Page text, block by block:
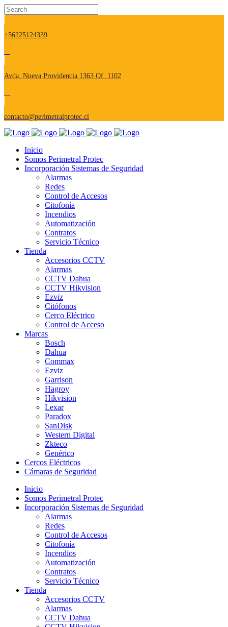
+56225124339
Avda. Nueva Providencia 1363 Of. 1102
contacto@perimetralprotec.cl
Inicio
Somos Perimetral Protec
Incorporación Sistemas de Seguridad
Alarmas
Redes
Control de Accesos
Citofonía
Incendios
Automatización
Contratos
Servicio Técnico
Tienda
Accesorios CCTV
Alarmas
CCTV Dahua
CCTV Hikvision
Ezviz
Citófonos
Cerco Eléctrico
Control de Acceso
Marcas
Bosch
Dahua
Commax
Ezviz
Garrison
Hagroy
Hikvision
Lexar
Paradox
SanDisk
Western Digital
Zkteco
Genérico
Cercos Eléctricos
Cámaras de Seguridad
Inicio
Somos Perimetral Protec
Incorporación Sistemas de Seguridad
Alarmas
Redes
Control de Accesos
Citofonía
Incendios
Automatización
Contratos
Servicio Técnico
Tienda
Accesorios CCTV
Alarmas
CCTV Dahua